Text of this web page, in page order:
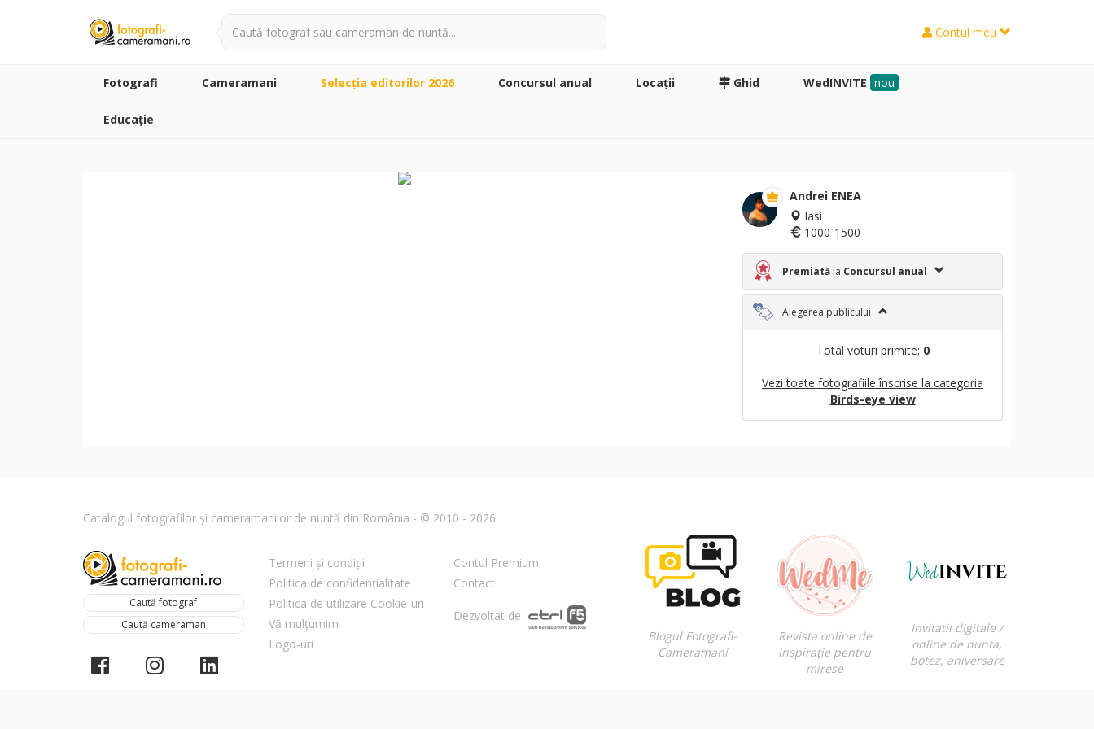
Contul meu
Fotografi Cameramani Selecţia editorilor 2026 Concursul anual Locaţii Ghid WedINVITE nou
Educație
Andrei ENEA
Iasi
1000-1500
Premiată la Concursul anual
Alegerea publicului
Total voturi primite: 0
Vezi toate fotografiile înscrise la categoria
Birds-eye view
Catalogul fotografilor și cameramanilor de nuntă din România - © 2010 - 2026
Caută fotograf
Caută cameraman
Termeni și condiții
Politica de confidențialitate
Politica de utilizare Cookie-uri
Vă mulțumim
Logo-uri
Contul Premium
Contact
Dezvoltat de
Blogul Fotografi-
Cameramani
Revista online de
inspirație pentru
mirese
Invitatii digitale /
online de nunta,
botez, aniversare